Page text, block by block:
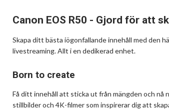
Canon EOS R50 - Gjord för att
Skapa ditt bästa iögonfallande innehåll med den
livestreaming. Allt i en dedikerad enhet.
Born to create
Få ditt innehåll att sticka ut från mängden och nå
stillbilder och 4K-filmer som inspirerar dig att